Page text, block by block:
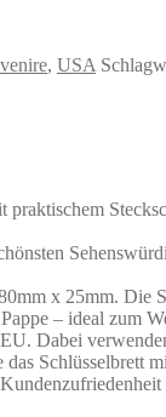
, USA
x 25mm.
– ideal zum
Dabei
Schlüsselbrett